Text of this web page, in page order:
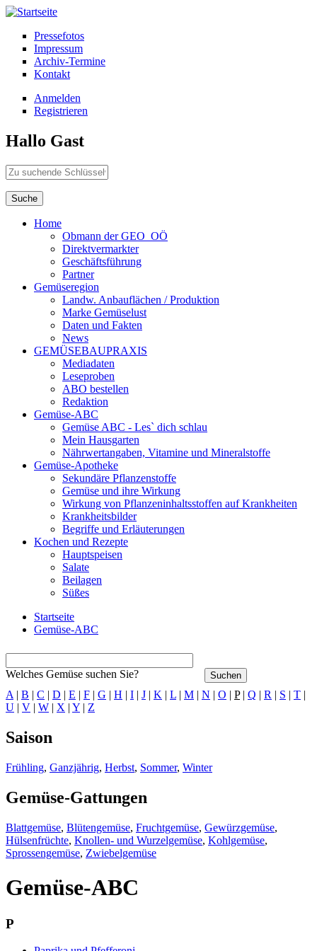
Direkt zum Inhalt
Pressefotos
Impressum
Archiv-Termine
Kontakt
Anmelden
Registrieren
Hallo Gast
Zu suchende Schlüsselwörter
Home
Obmann der GEO_OÖ
Direktvermarkter
Geschäftsführung
Partner
Gemüseregion
Landw. Anbauflächen / Produktion
Marke Gemüselust
Daten und Fakten
News
GEMÜSEBAUPRAXIS
Mediadaten
Leseproben
ABO bestellen
Redaktion
Gemüse-ABC
Gemüse ABC - Les` dich schlau
Mein Hausgarten
Nährwertangaben, Vitamine und Mineralstoffe
Gemüse-Apotheke
Sekundäre Pflanzenstoffe
Gemüse und ihre Wirkung
Wirkung von Pflanzeninhaltsstoffen auf Krankheiten
Krankheitsbilder
Begriffe und Erläuterungen
Kochen und Rezepte
Hauptspeisen
Salate
Beilagen
Süßes
Sie sind hier
Startseite
Gemüse-ABC
Welches Gemüse suchen Sie?
A | B | C | D | E | F | G | H | I | J | K | L | M | N | O | P| Q | R | S | T |
U | V | W | X | Y | Z
Saison
Frühling, Ganzjährig, Herbst, Sommer, Winter
Gemüse-Gattungen
Blattgemüse, Blütengemüse, Fruchtgemüse, Gewürzgemüse,
Hülsenfrüchte, Knollen- und Wurzelgemüse, Kohlgemüse,
Sprossengemüse, Zwiebelgemüse
Gemüse-ABC
P